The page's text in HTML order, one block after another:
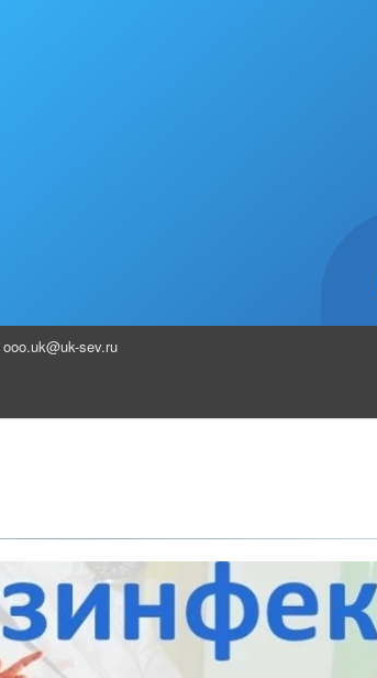
ooo.uk@uk-sev.ru